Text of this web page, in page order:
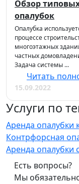
Обзор
опалубок
Опалубка
процессе
многоэтажных
частных
Задача системы ...
Читать
15.09.2022
Услуги по
Аренда опалубки
Контрфорсная
Аренда опалубки
Есть вопросы?
Мы